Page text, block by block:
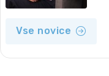
Vse novice